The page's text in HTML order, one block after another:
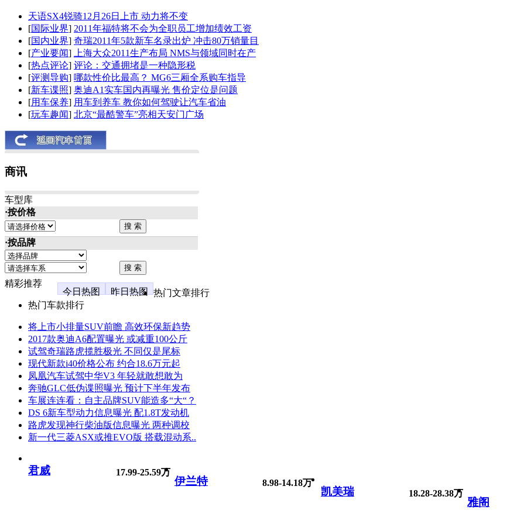
天语SX4锐骑12月26日上市 动力将不变
[国际业界] 2011年福特将不会为全职员工增加绩效工资
[国内业界] 奇瑞2011年5款新车名录出炉 冲击80万销量目
[产业要闻]
上海大众2011生产布局 NMS与领域同时在产
[热点评论] 评论：交通拥堵是一种隐形税
[评测导购] 哪款性价比最高？ MG6三厢全系购车指导
[新车谍照] 奥迪A1实车国内再曝光 售价定位是问题
[用车保养] 用车到养车 教你如何驾驶让汽车省油
[玩车趣闻] 北京“最酷警车”亮相天安门广场
商讯
车型库
·按价格
·按品牌
精彩推荐
今日热图
昨日热图
热门文章排行
热门车款排行
将上市小排量SUV前瞻 高效环保新趋势
2017款奥迪A6配置曝光 或减重100公斤
试驾奇瑞路虎揽胜极光 不同仅是尾标
现代新款i40价格公布 约合18.6万元起
凤凰汽车试驾中华V3 年轻就敢想敢为
奔驰GLC低伪谍照曝光 预计下半年发布
车展连连看：自主品牌SUV能造多“大“？
DS 6新车型动力信息曝光 配1.8T发动机
路虎发现神行柴油版信息曝光 两种调校
新一代三菱ASX或推EVO版 搭载混动系..
君威 17.99-25.59万
伊兰特 8.98-14.18万
凯美瑞 18.28-28.38万
雅阁